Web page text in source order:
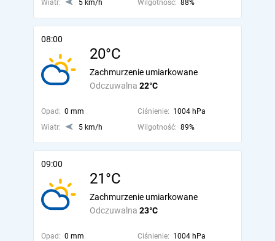
Wiatr: 5 km/h Wilgotność: 88%
08:00
20°C
Odczuwalna 22°C
Zachmurzenie umiarkowane
Opad: 0 mm Ciśnienie: 1004 hPa
Wiatr:
5 km/h Wilgotność: 89%
09:00
21°C
Odczuwalna 23°C
Zachmurzenie umiarkowane
Opad: 0 mm Ciśnienie: 1004 hPa